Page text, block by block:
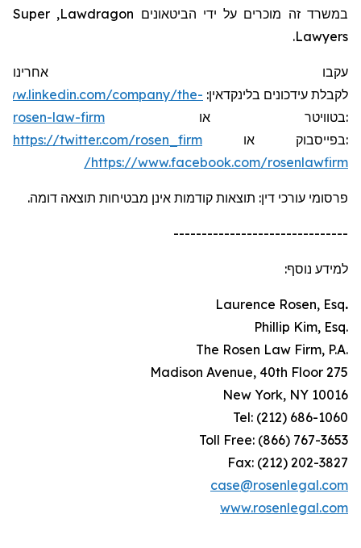
במשרד זה מוכרים על ידי הביטאונים Lawdragon
,
Super
Lawyers
.
עקבו אחרינו
לקבלת עידכונים בלינקדאין:
company/the-
rosen-law-firm או בטוויטר:
https://twitter.com/rosen_firm או בפייסבוק:
https://www.facebook.com/rosenlawfirm/
פרסומי עורכי דין: תוצאות קודמות אינן מבטיחות תוצאה דומה.
-------------------------------
למידע נוסף:
.
Laurence Rosen, Esq
.Phillip Kim, Esq
.The Rosen Law Firm, P.A
275 Madison Avenue, 40th Floor
New York, NY 10016
Tel: (212) 686-1060
Toll Free: (866) 767-3653
Fax: (212) 202-3827
case@rosenlegal.com
www.rosenlegal.com